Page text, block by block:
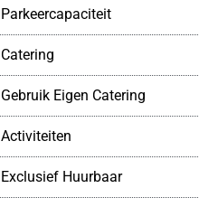
Parkeercapaciteit
Catering
Gebruik Eigen Catering
Activiteiten
Exclusief Huurbaar